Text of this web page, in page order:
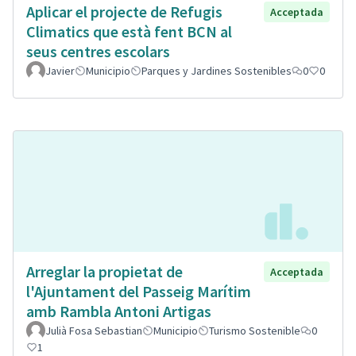
Aplicar el projecte de Refugis
Climatics que està fent BCN al
seus centres escolars
Acceptada
Javier Municipio Parques y Jardines Sostenibles 0 0
Arreglar la propietat de
l'Ajuntament del Passeig Marítim
amb Rambla Antoni Artigas
Acceptada
Julià Fosa Sebastian Municipio Turismo Sostenible
0
1